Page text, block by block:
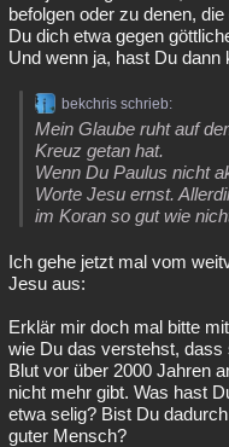
befolgen oder zu denen,
Du dich etwa gegen
Und wenn ja, hast Du
bekchris schrieb:
Mein Glaube ruht auf
Kreuz getan hat.
Wenn Du Paulus nicht
Worte Jesu ernst.
im Koran so gut wie
Ich gehe jetzt mal vom
Jesu aus:
Erklär mir doch mal bitte
wie Du das verstehst,
Blut vor über 2000 Jahren
nicht mehr gibt. Was hast
etwa selig? Bist Du
guter Mensch?